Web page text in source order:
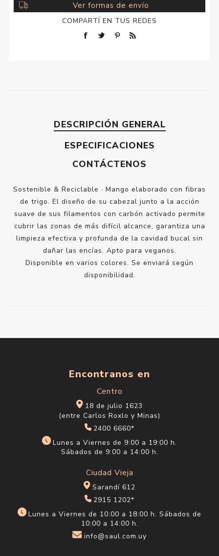
Ver formas de envío
COMPARTÍ EN TUS REDES
DESCRIPCIÓN GENERAL
ESPECIFICACIONES
CONTÁCTENOS
Sostenible & Reciclable · Mango elaborado con fibras
de trigo. El diseño de su cabezal junto a la acción
suave de sus filamentos con carbón activado permite
cubrir las zonas de más difícil alcance, garantiza una
limpieza efectiva y profunda de la cavidad bucal sin
dañar las encías. Apto para veganos.
Disponible en varios colores. Se enviará según
disponibilidad.
Encontranos en
Centro
18 de julio 1623
(entre Carlos Roxlo y Minas)
2400 6660*
Lunes a Viernes de 9:00 a 19:00 h.
Sábados de 9:00 a 14:00 h.
Ciudad Vieja
Sarandí 612
2915 1202*
Lunes a Viernes de 10:00 a 18:00 h. Sábados de
10:00 a 14:00 h.
info@saul.com.uy